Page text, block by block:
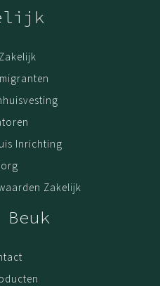
Inrichting
Zakelijk